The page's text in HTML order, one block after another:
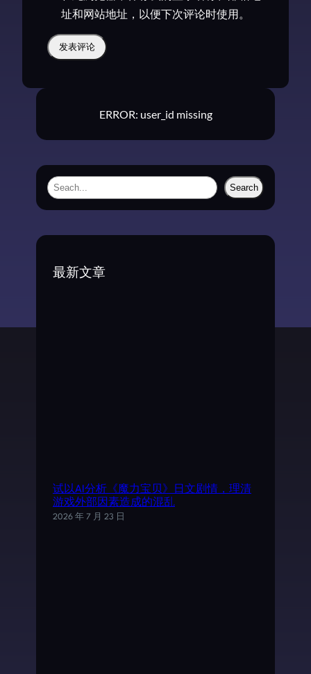
址和网站地址，以便下次评论时使用。
ERROR: user_id missing
S
Search
最新文章
试以AI分析《魔力宝贝》日文剧情，理清
游戏外部因素造成的混乱
2026 年 7 月 23 日